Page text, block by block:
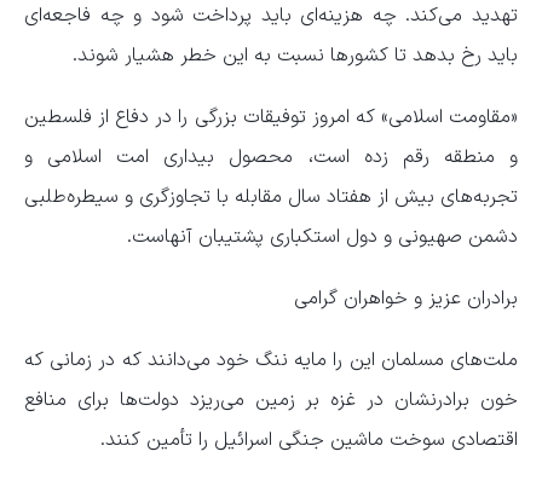
تهدید می‌کند. چه هزینه‌ای باید پرداخت شود و چه فاجعه‌ای
باید رخ بدهد تا کشورها نسبت به این خطر هشیار شوند.
«مقاومت اسلامی» که امروز توفیقات بزرگی را در دفاع از فلسطین
و منطقه رقم زده است، محصول بیداری امت اسلامی و
تجربه‌های بیش از هفتاد سال مقابله با تجاوزگری و سیطره‌طلبی
دشمن صهیونی و دول استکباری پشتیبان آنهاست.
برادران عزیز و خواهران گرامی
ملت‌های مسلمان این را مایه ننگ خود می‌دانند که در زمانی که
خون برادرنشان در غزه بر زمین می‌ریزد دولت‌ها برای منافع
اقتصادی سوخت ماشین جنگی اسرائیل را تأمین کنند.